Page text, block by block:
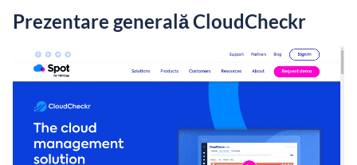
Prezentare generală CloudCheckr